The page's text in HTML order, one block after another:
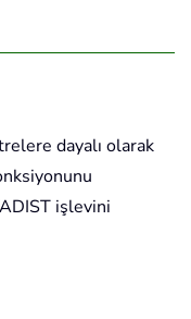
dayalı olarak
işlevini